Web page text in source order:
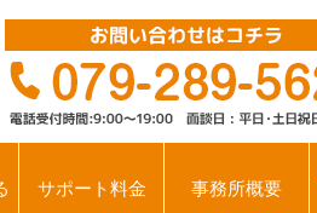
サポート料金 事務所概要